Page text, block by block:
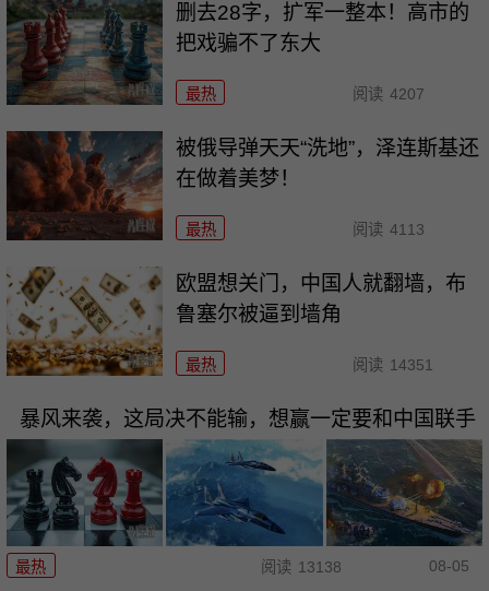
删去28字，扩军一整本！高市的
把戏骗不了东大
最热 阅读 4207
被俄导弹天天“洗地”，泽连斯基还
在做着美梦！
最热 阅读 4113
欧盟想关门，中国人就翻墙，布
鲁塞尔被逼到墙角
最热 阅读 14351
暴风来袭，这局决不能输，想赢一定要和中国联手
最热 阅读 13138 08-05